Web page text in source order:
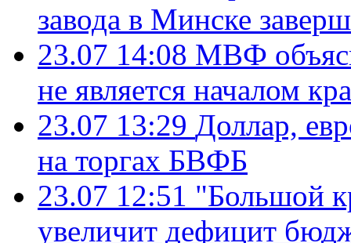
завода в Минске
23.07 14:08 МВФ
не является началом
23.07 13:29 Доллар,
на торгах БВФБ
23.07 12:51 "Большой
увеличит дефицит